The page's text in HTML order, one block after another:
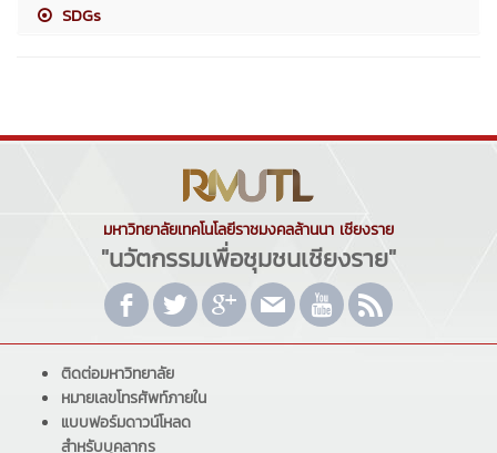
SDGs
มหาวิทยาลัยเทคโนโลยีราชมงคลล้านนา เชียงราย
"นวัตกรรมเพื่อชุมชนเชียงราย"
ติดต่อมหาวิทยาลัย
หมายเลขโทรศัพท์ภายใน
แบบฟอร์มดาวน์โหลด
สำหรับบุคลากร